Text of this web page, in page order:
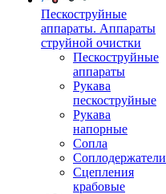
Пескоструйные
аппараты. Аппараты
струйной очистки
Пескоструйные
аппараты
Рукава
пескоструйные
Рукава
напорные
Сопла
Соплодержатели
Сцепления
крабовые